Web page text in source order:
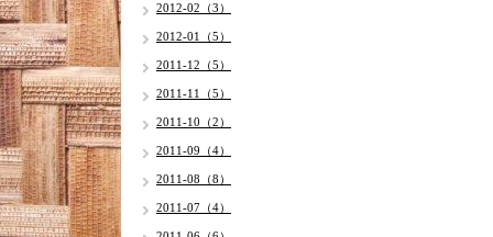
2012-02（3）
2012-01（5）
2011-12（5）
2011-11（5）
2011-10（2）
2011-09（4）
2011-08（8）
2011-07（4）